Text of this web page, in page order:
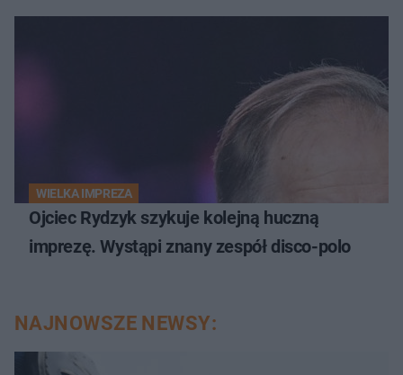
WIELKA IMPREZA
Ojciec Rydzyk szykuje kolejną huczną
imprezę. Wystąpi znany zespół disco-polo
NAJNOWSZE NEWSY: